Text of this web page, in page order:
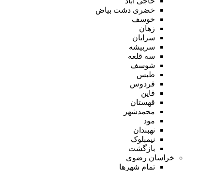
خضری دشت بیاض
خوسف
زهان
سرایان
سربیشه
سه قلعه
شوسف
طبس
فردوس
قاین
قهستان
محمدشهر
مود
نهبندان
نیمبلوک
بازگشت
خراسان رضوی
تمام شهر‌ها